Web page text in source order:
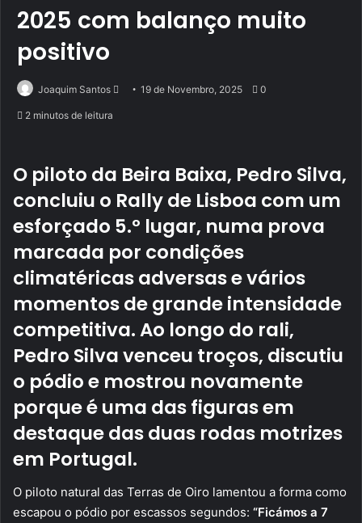
2025 com balanço muito
positivo
Joaquim Santos
Send19 de Novembro, 2025 0
2 minutos de leitura
O piloto da Beira Baixa, Pedro Silva,
concluiu o Rally de Lisboa com um
esforçado 5.º lugar, numa prova
marcada por condições
climatéricas adversas e vários
momentos de grande intensidade
competitiva. Ao longo do rali,
Pedro Silva venceu troços, discutiu
o pódio e mostrou novamente
porque é uma das figuras em
destaque das duas rodas motrizes
em Portugal.
O piloto natural das Terras de Oiro lamentou a forma como
escapou o pódio por escassos segundos: “Ficámos a 7